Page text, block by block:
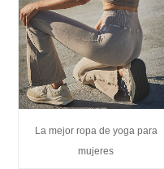
La mejor ropa de yoga para
mujeres